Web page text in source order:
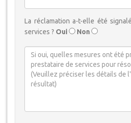
La réclamation a-t-elle été
services ? Oui Non